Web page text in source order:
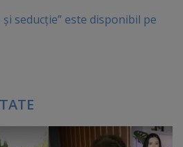
seducție” este disponibil pe